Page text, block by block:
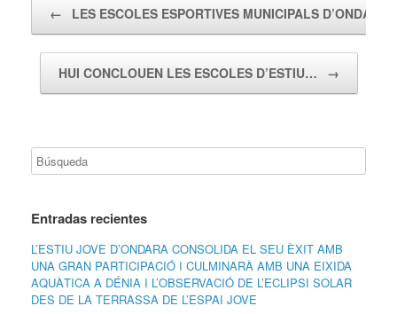
← LES ESCOLES ESPORTIVES MUNICIPALS
HUI CONCLOUEN LES ESCOLES D’ESTIU… →
Entradas recientes
L’ESTIU JOVE D’ONDARA CONSOLIDA EL SEU ÈXIT AMB
UNA GRAN PARTICIPACIÓ I CULMINARÀ AMB UNA EIXIDA
AQUÀTICA A DÉNIA I L’OBSERVACIÓ DE L’ECLIPSI SOLAR
DES DE LA TERRASSA DE L’ESPAI JOVE